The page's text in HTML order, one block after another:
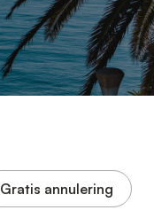
Gratis annulering